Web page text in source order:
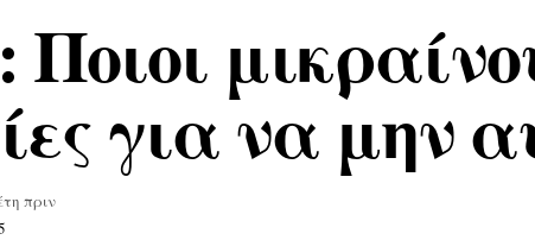
για να μην
πριν